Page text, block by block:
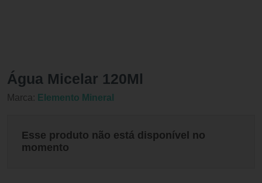
Água Micelar 120Ml
Marca: Elemento Mineral
Esse produto não está disponível no
momento